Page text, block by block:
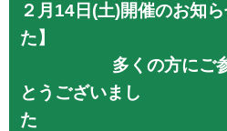
２月14日(土)開催のお知
た】
多くの方にご参加
とうございまし